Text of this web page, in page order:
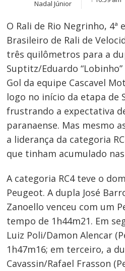
Nadal Júnior
O Rali de Rio Negrinho, 4ª
Brasileiro de Rali de
três quilômetros para a
Suptitz/Eduardo
Gol da equipe Cascavel
logo no início da etapa de
frustrando a expectativa
paranaense. Mas mesmo
a liderança da categoria
que tinham acumulado
A categoria RC4 teve o
Peugeot. A dupla José
Zanoello venceu com um
tempo de 1h44m21. Em
Luiz Poli/Damon Alencar
1h47m16; em terceiro, a
Cavassin/Rafael Frasson